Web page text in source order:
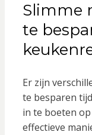
Slimme
te
Er zijn
te besparen
in te boeten
effectieve